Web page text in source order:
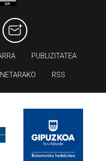
PUBLIZITATEA
RSS